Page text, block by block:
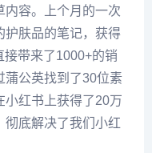
内容。上个月的一次
护肤品的笔记，获得
带来了1000+的销
蒲公英找到了30位素
小红书上获得了20万
彻底解决了我们小红